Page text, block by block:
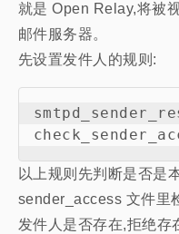
就是 Open Relay,将被
邮件服务器。
先设置发件人的规则:
以上规则先判断是否是
sender_access 文件里
发件人是否存在,拒绝存